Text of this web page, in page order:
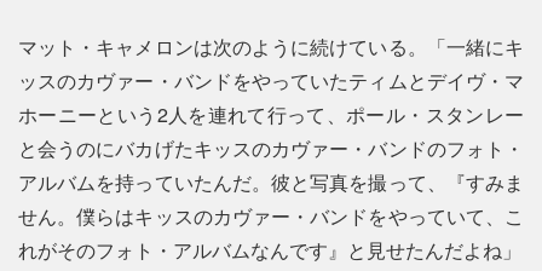
マット・キャメロンは次のように続けている。「一緒にキ
ッスのカヴァー・バンドをやっていたティムとデイヴ・マ
ホーニーという2人を連れて行って、ポール・スタンレー
と会うのにバカげたキッスのカヴァー・バンドのフォト・
アルバムを持っていたんだ。彼と写真を撮って、『すみま
せん。僕らはキッスのカヴァー・バンドをやっていて、こ
れがそのフォト・アルバムなんです』と見せたんだよね」